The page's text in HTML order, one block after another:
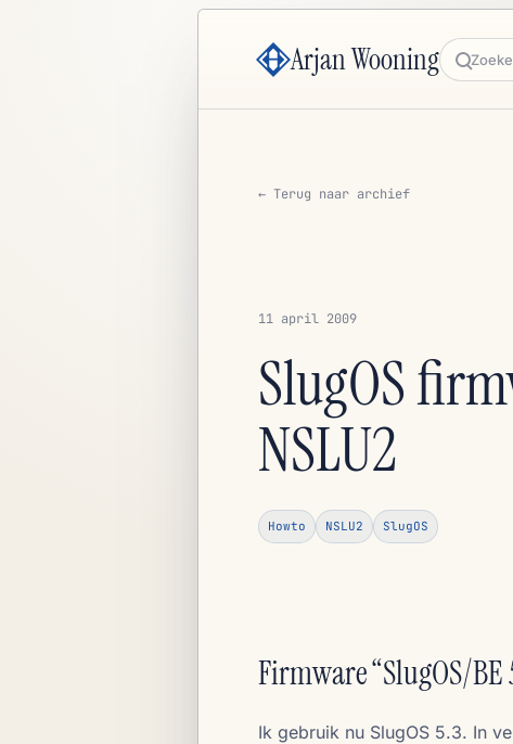
Arjan Wooning
← Terug naar archief
11 april 2009
SlugOS
NSLU2
Howto NSLU2 SlugOS
Firmware “SlugOS/
Ik gebruik nu SlugOS 5.3. In